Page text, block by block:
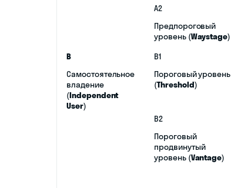
A2
Предпороговый
уровень (Waystage)
B
Самостоятельное
владение
(Independent
User)
B1
Пороговый уровень
(Threshold)
B2
Пороговый
продвинутый
уровень (Vantage)